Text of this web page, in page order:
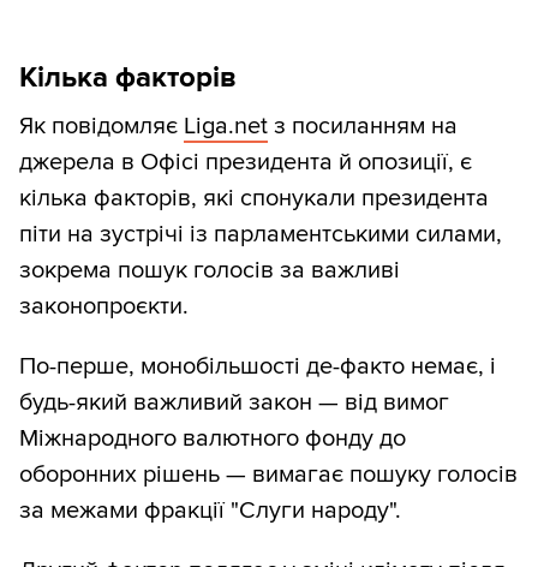
Кілька факторів
Як повідомляє Liga.net з посиланням на
джерела в Офісі президента й опозиції, є
кілька факторів, які спонукали президента
піти на зустрічі із парламентськими силами,
зокрема пошук голосів за важливі
законопроєкти.
По-перше, монобільшості де-факто немає, і
будь-який важливий закон — від вимог
Міжнародного валютного фонду до
оборонних рішень — вимагає пошуку голосів
за межами фракції "Слуги народу".